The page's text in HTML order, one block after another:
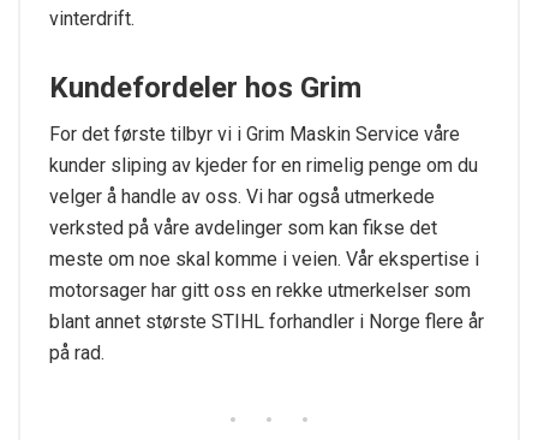
vinterdrift.
Kundefordeler hos Grim
For det første tilbyr vi i Grim Maskin Service våre
kunder sliping av kjeder for en rimelig penge om du
velger å handle av oss. Vi har også utmerkede
verksted på våre avdelinger som kan fikse det
meste om noe skal komme i veien. Vår ekspertise i
motorsager har gitt oss en rekke utmerkelser som
blant annet største STIHL forhandler i Norge flere år
på rad.